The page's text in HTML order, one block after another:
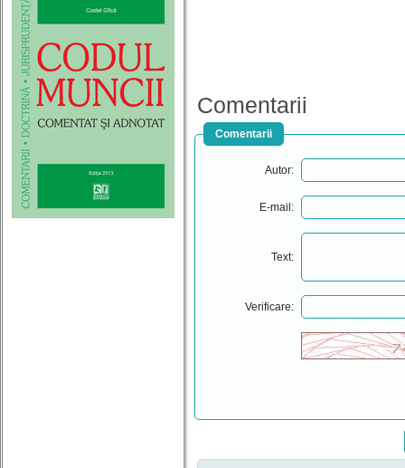
Comentarii
Comentarii
Autor:
E-mail:
Text:
Verificare: